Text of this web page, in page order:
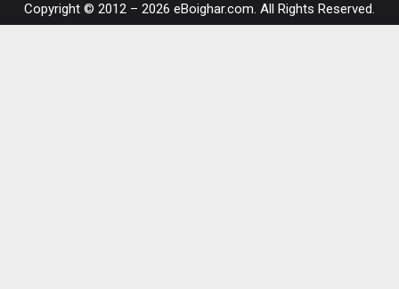
Copyright © 2012 – 2026 eBoighar.com. All Rights Reserved.